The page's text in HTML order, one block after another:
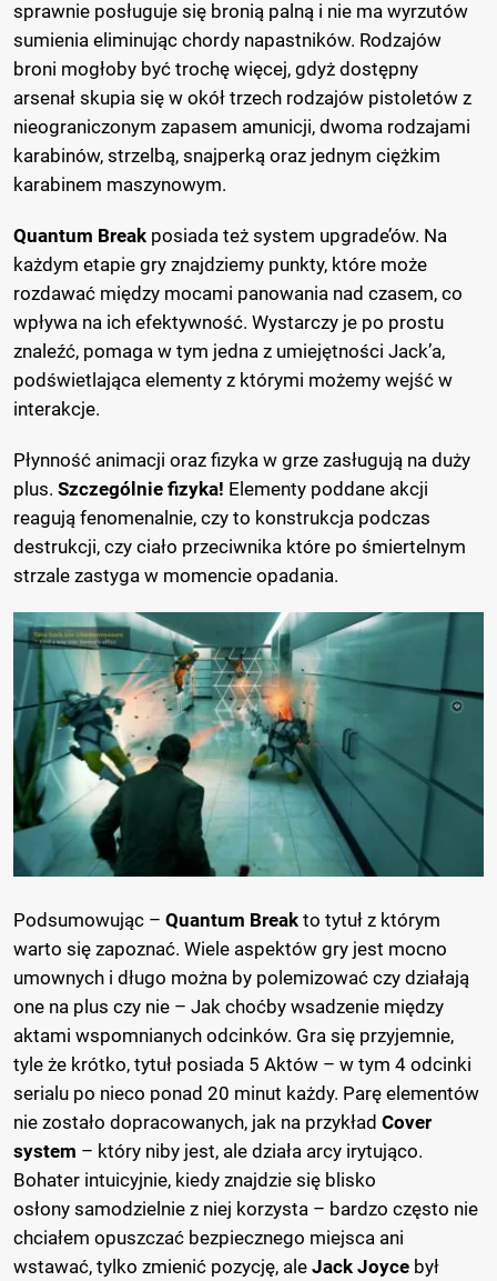
sprawnie posługuje się bronią palną i nie ma wyrzutów
sumienia eliminując chordy napastników. Rodzajów
broni mogłoby być trochę więcej, gdyż dostępny
arsenał skupia się w okół trzech rodzajów pistoletów z
nieograniczonym zapasem amunicji, dwoma rodzajami
karabinów, strzelbą, snajperką oraz jednym ciężkim
karabinem maszynowym.
Quantum Break posiada też system upgrade’ów. Na
każdym etapie gry znajdziemy punkty, które może
rozdawać między mocami panowania nad czasem, co
wpływa na ich efektywność. Wystarczy je po prostu
znaleźć, pomaga w tym jedna z umiejętności Jack’a,
podświetlająca elementy z którymi możemy wejść w
interakcje.
Płynność animacji oraz fizyka w grze zasługują na duży
plus. Szczególnie fizyka! Elementy poddane akcji
reagują fenomenalnie, czy to konstrukcja podczas
destrukcji, czy ciało przeciwnika które po śmiertelnym
strzale zastyga w momencie opadania.
Podsumowując – Quantum Break to tytuł z którym
warto się zapoznać. Wiele aspektów gry jest mocno
umownych i długo można by polemizować czy działają
one na plus czy nie – Jak choćby wsadzenie między
aktami wspomnianych odcinków. Gra się przyjemnie,
tyle że krótko, tytuł posiada 5 Aktów – w tym 4 odcinki
serialu po nieco ponad 20 minut każdy. Parę elementów
nie zostało dopracowanych, jak na przykład Cover
system – który niby jest, ale działa arcy irytująco.
Bohater intuicyjnie, kiedy znajdzie się blisko
osłony samodzielnie z niej korzysta – bardzo często nie
chciałem opuszczać bezpiecznego miejsca ani
wstawać, tylko zmienić pozycję, ale Jack Joyce był